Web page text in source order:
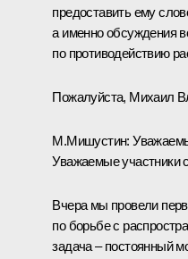
предоставить ему
а именно обсуждения
по противодействию
Пожалуйста, Михаил
М.Мишустин:
Уважаемые участники
Вчера мы провели
по борьбе с
задача – постоянный